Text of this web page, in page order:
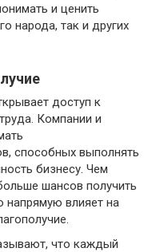
и ценить
народа, так и других
доступ к
Компании и
способных выполнять
бизнесу. Чем
шансов получить
напрямую влияет на
что каждый